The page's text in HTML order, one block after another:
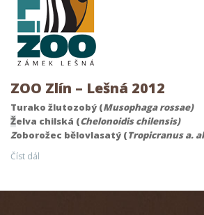
ZOO Zlín – Lešná 2012
Turako žlutozobý (Musophaga rossae)
Želva chilská (Chelonoidis chilensis)
Zoborožec bělovlasatý (Tropicranus a.
Číst dál